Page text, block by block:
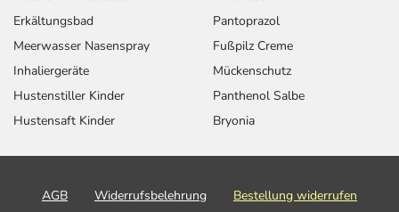
Erkältungsbad
Meerwasser Nasenspray
Inhaliergeräte
Hustenstiller Kinder
Hustensaft Kinder
Pantoprazol
Fußpilz Creme
Mückenschutz
Panthenol Salbe
Bryonia
AGB Widerrufsbelehrung
Bestellung widerrufen